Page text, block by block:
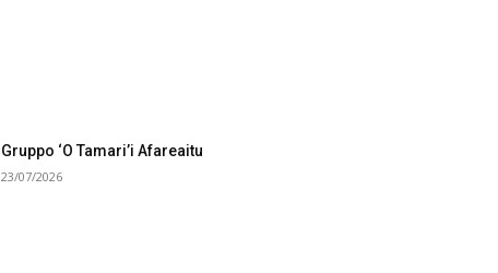
Gruppo ‘O Tamari’i Afareaitu
23/07/2026